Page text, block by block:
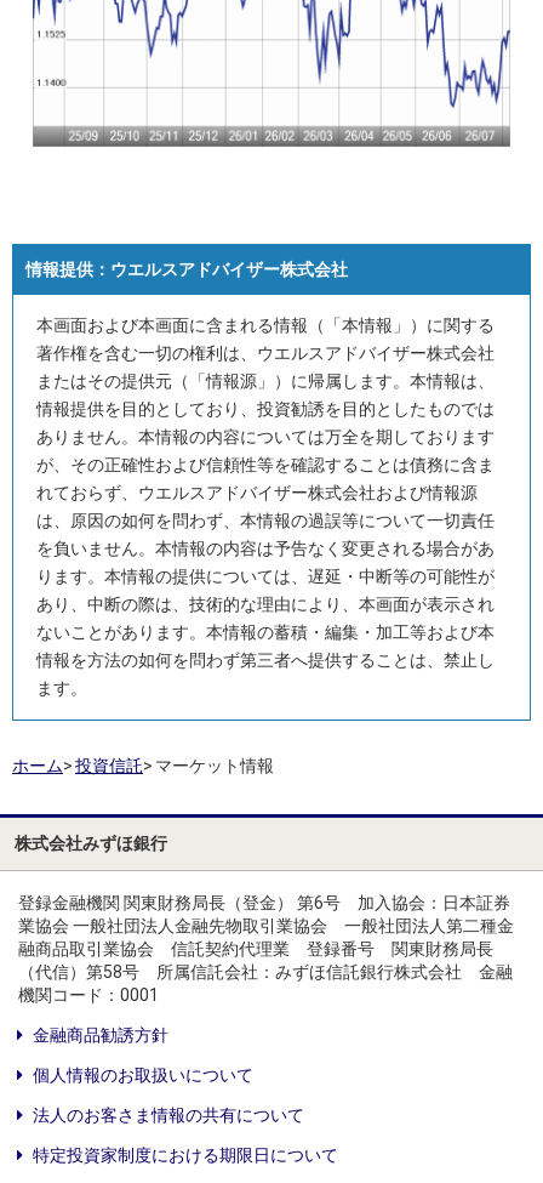
情報提供： ウエルスアドバイザー株式会社
本画面および本画面に含まれる情報（「本情報」）に関する
著作権を含む一切の権利は、ウエルスアドバイザー株式会社
またはその提供元（「情報源」）に帰属します。本情報は、
情報提供を目的としており、投資勧誘を目的としたものでは
ありません。本情報の内容については万全を期しております
が、その正確性および信頼性等を確認することは債務に含ま
れておらず、ウエルスアドバイザー株式会社および情報源
は、原因の如何を問わず、本情報の過誤等について一切責任
を負いません。本情報の内容は予告なく変更される場合があ
ります。本情報の提供については、遅延・中断等の可能性が
あり、中断の際は、技術的な理由により、本画面が表示され
ないことがあります。本情報の蓄積・編集・加工等および本
情報を方法の如何を問わず第三者へ提供することは、禁止し
ます。
ホーム>投資信託> マーケット情報
株式会社みずほ銀行
登録金融機関 関東財務局長（登金） 第6号 加入協会：日本証券
業協会 一般社団法人金融先物取引業協会 一般社団法人第二種金
融商品取引業協会 信託契約代理業 登録番号 関東財務局長
（代信）第58号 所属信託会社：みずほ信託銀行株式会社 金融
機関コード：0001
金融商品勧誘方針
個人情報のお取扱いについて
法人のお客さま情報の共有について
特定投資家制度における期限日について